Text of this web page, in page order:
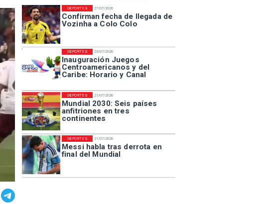
27/07/2026
Confirman fecha de llegada de
Vozinha a Colo Colo
DEPORTES
23/07/2026
Inauguración Juegos
Centroamericanos y del
Caribe: Horario y Canal
DEPORTES
21/07/2026
Mundial 2030: Seis países
anfitriones en tres
continentes
DEPORTES
21/07/2026
Messi habla tras derrota en
final del Mundial
DEPORTES